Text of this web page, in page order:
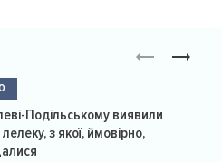
Подільському виявили
з якої, ймовірно,